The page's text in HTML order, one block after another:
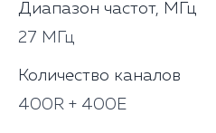
Диапазон частот, МГц
27 МГц
Количество каналов
400R + 400E